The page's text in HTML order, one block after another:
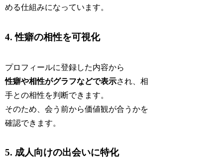
める仕組みになっています。
4. 性癖の相性を可視化
プロフィールに登録した内容から
性癖や相性がグラフなどで表示され、相
手との相性を判断できます。
そのため、会う前から価値観が合うかを
確認できます。
5. 成人向けの出会いに特化